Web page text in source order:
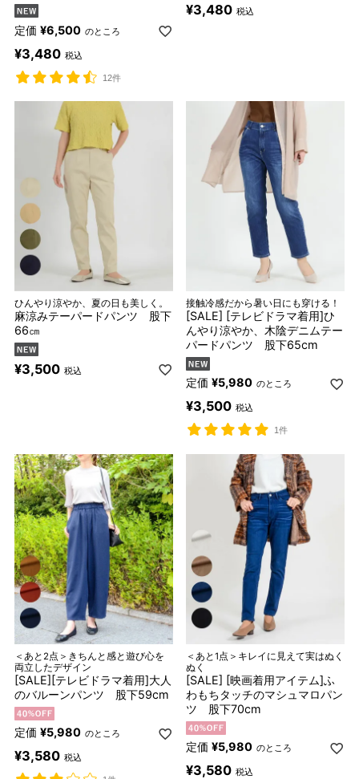
定価 ¥6,500 のところ
¥3,480 税込
12件
¥3,480 税込
ひんやり涼やか、夏の日も美しく。
麻涼みテーパードパンツ 股下
66㎝
¥3,500 税込
接触冷感だから暑い日にも穿ける！
[SALE] [テレビドラマ着用]ひ
んやり涼やか、木陰デニムテー
パードパンツ 股下65cm
定価 ¥5,980 のところ
¥3,500 税込
1件
＜あと2点＞きちんと感と遊び心を
両立したデザイン
[SALE][テレビドラマ着用]大人
のバルーンパンツ 股下59cm
定価 ¥5,980 のところ
¥3,580 税込
＜あと1点＞キレイに見えて実はぬく
ぬく
[SALE] [映画着用アイテム]ふ
わもちタッチのマシュマロパン
ツ 股下70cm
定価 ¥5,980 のところ
¥3,580 税込